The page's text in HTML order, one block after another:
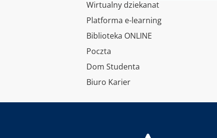
Wirtualny dziekanat
Platforma e-learning
Biblioteka ONLINE
Poczta
Dom Studenta
Biuro Karier